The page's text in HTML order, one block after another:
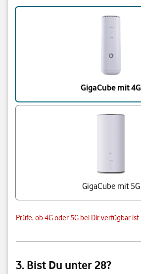
Triff eine Auswahl
GigaCube mit 4G
GigaCube mit 5G
Prüfe, ob 4G oder 5G bei Dir verfügbar ist
3. Bist Du unter 28?